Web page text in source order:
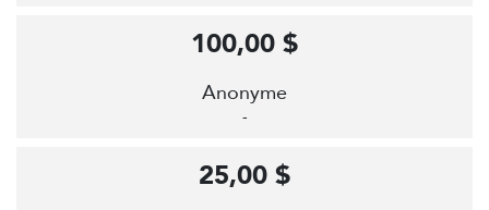
Anonyme
-
100,00 $
25,00 $